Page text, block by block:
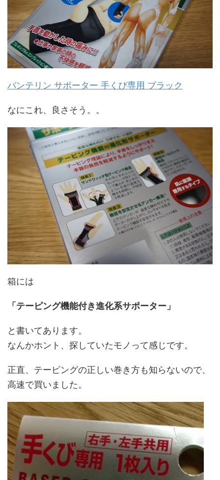
バンテリン サポーター 手くび専用 ブラック
なにこれ、良さそう。。
箱には
「テーピング機能付き進化系サポーター」
と書いてあります。
なんかホント、探していたモノって感じです。
正直、テーピングの正しい巻き方も知らないので、
高速で買いました。